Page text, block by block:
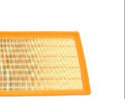
für Sie: Um Fehlkäufe zu
Möglichkeit, uns vor Ihrer
die 17-stellige
Audi: WAUZZZ...)
prüfen vorab, ob der